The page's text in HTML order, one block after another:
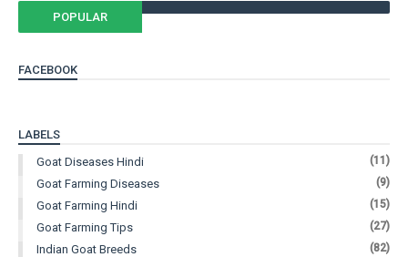
POPULAR
FACEBOOK
LABELS
Goat Diseases Hindi
(11)
Goat Farming Diseases (9)
Goat Farming Hindi (15)
Goat Farming Tips (27)
Indian Goat Breeds (82)